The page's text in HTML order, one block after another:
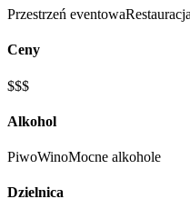
Przestrzeń eventowaRestauracja
Ceny
$$$
Alkohol
PiwoWinoMocne alkohole
Dzielnica